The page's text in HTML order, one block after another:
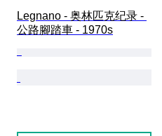
Legnano - 奥林匹克纪录 -
公路腳踏車 - 1970s